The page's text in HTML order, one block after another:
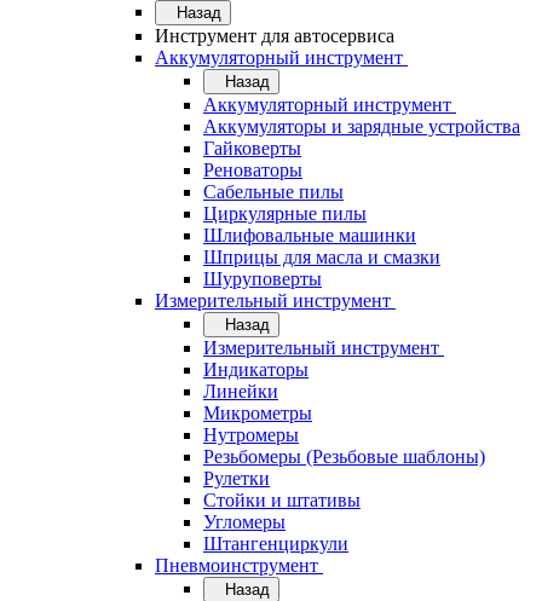
Назад
Инструмент для автосервиса
Аккумуляторный инструмент
Назад
Аккумуляторный инструмент
Аккумуляторы и зарядные устройства
Гайковерты
Реноваторы
Сабельные пилы
Циркулярные пилы
Шлифовальные машинки
Шприцы для масла и смазки
Шуруповерты
Измерительный инструмент
Назад
Измерительный инструмент
Индикаторы
Линейки
Микрометры
Нутромеры
Резьбомеры (Резьбовые шаблоны)
Рулетки
Стойки и штативы
Угломеры
Штангенциркули
Пневмоинструмент
Назад